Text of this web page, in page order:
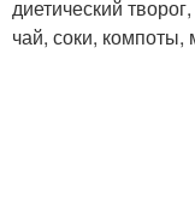
диетический
чай, соки, компоты,